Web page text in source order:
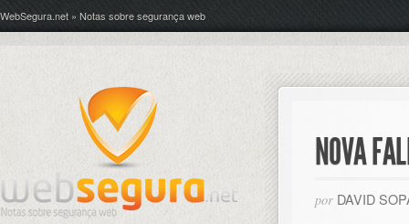
WebSegura.net » Notas sobre segurança web
NOVA
por DAVID